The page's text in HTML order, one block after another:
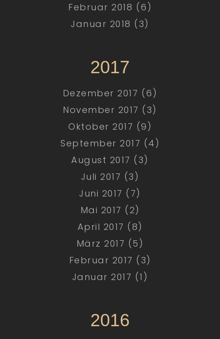
Februar 2018 (6)
Januar 2018 (3)
2017
Dezember 2017 (6)
November 2017 (3)
Oktober 2017 (9)
September 2017 (4)
August 2017 (3)
Juli 2017 (3)
Juni 2017 (7)
Mai 2017 (2)
April 2017 (8)
März 2017 (5)
Februar 2017 (3)
Januar 2017 (1)
2016